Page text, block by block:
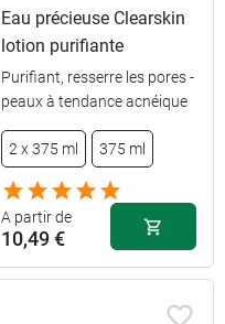
Eau précieuse Clearskin
lotion purifiante
Purifiant, resserre les pores -
peaux à tendance acnéique
2 x 375 ml 375 ml
A partir de
10,49 €